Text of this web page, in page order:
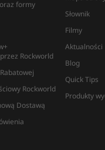
formy
Rockworld
Rockworld
Dostawą
Słownik
Filmy
Aktualności
Blog
Quick Tips
Produkty